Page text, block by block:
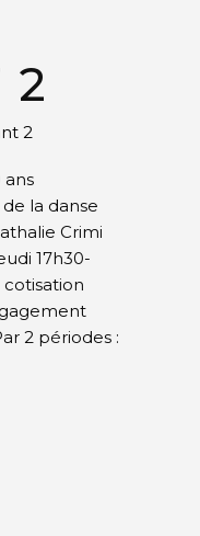
2
2
ans
la danse
Crimi
17h30-
2 périodes :